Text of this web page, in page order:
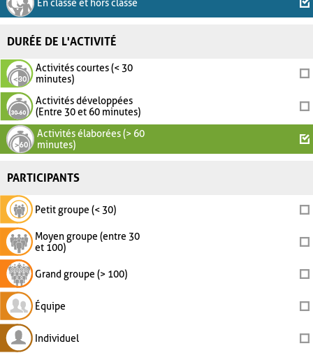
En classe et hors classe
DURÉE DE L'ACTIVITÉ
Activités courtes (< 30
minutes)
Activités développées
(Entre 30 et 60 minutes)
Activités élaborées (> 60
minutes)
PARTICIPANTS
Petit groupe (< 30)
Moyen groupe (entre 30
et 100)
Grand groupe (> 100)
Équipe
Individuel